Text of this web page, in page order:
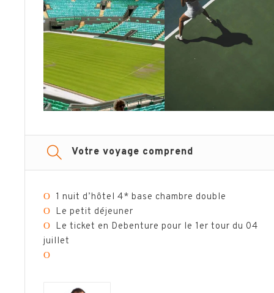
Votre voyage comprend
Ο 1 nuit d’hôtel 4* base chambre double
Ο Le petit déjeuner
Ο Le ticket en Debenture pour le 1er tour du 04
juillet
Ο